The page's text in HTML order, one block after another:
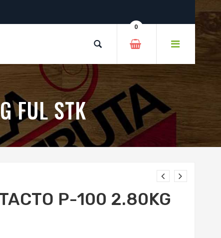
0
FUL STK
P-100 2.80KG